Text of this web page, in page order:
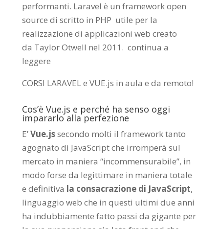
performanti. Laravel è un framework open
source di scritto in PHP utile per la
realizzazione di applicazioni web creato
da Taylor Otwell nel 2011. continua a
leggere
CORSI LARAVEL e VUE.js in aula e da remoto!
Cos’è Vue.js e perché ha senso oggi
impararlo alla perfezione
E’Vue.jssecondo molti il framework tanto
agognato di JavaScript che irromperà sul
mercato in maniera “incommensurabile”, in
modo forse da legittimare in maniera totale
e definitiva la consacrazione di JavaScript,
linguaggio web che in questi ultimi due anni
ha indubbiamente fatto passi da gigante per